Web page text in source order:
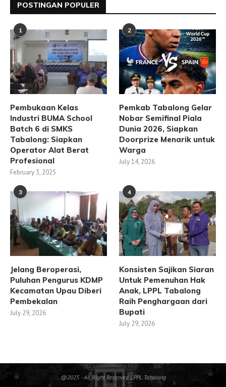
POSTINGAN POPULER
1
Pembukaan Kelas
Industri BUMA School
Batch 6 di SMKS
Tabalong: Siapkan
Operator Alat Berat
Profesional
February 3, 2025
2
Pemkab Tabalong Gelar
Nobar Semifinal Piala
Dunia 2026, Siapkan
Doorprize Menarik untuk
Warga
July 14, 2026
3
Jelang Beroperasi,
Puluhan Pengurus KDMP
Kecamatan Upau Diberi
Pembekalan
July 29, 2026
4
Konsisten Sajikan Siaran
Untuk Pemenuhan Hak
Anak, LPPL Tabalong
Raih Penghargaan dari
Bupati
July 29, 2026
@2025 - All Right Reserved LPPL Tabalong